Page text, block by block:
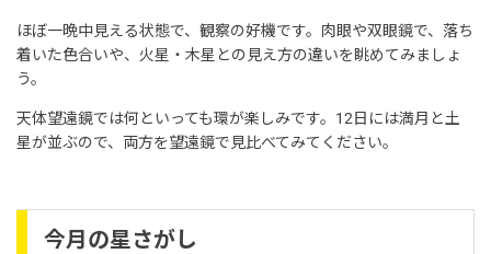
ほぼ一晩中見える状態で、観察の好機です。肉眼や双眼鏡で、落ち
着いた色合いや、火星・木星との見え方の違いを眺めてみましょ
う。
天体望遠鏡では何といっても環が楽しみです。12日には満月と土
星が並ぶので、両方を望遠鏡で見比べてみてください。
今月の星さがし